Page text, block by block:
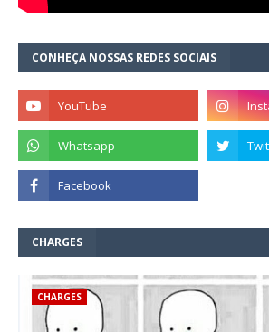
CONHEÇA NOSSAS REDES SOCIAIS
CHARGES
CHARGES